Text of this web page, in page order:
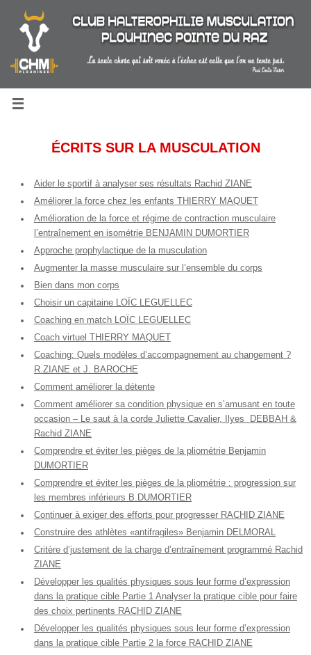
contenu
ÉCRITS SUR LA MUSCULATION
Aider le sportif à analyser ses résultats Rachid ZIANE
Améliorer la force chez les enfants THIERRY MAQUET
Amélioration de la force et régime de contraction musculaire
l’entraînement en isométrie BENJAMIN DUMORTIER
Approche prophylactique de la musculation
Augmenter la masse musculaire sur l’ensemble du corps
Bien dans mon corps
Choisir un capitaine LOÏC LEGUELLEC
Coaching en match LOÏC LEGUELLEC
Coach virtuel THIERRY MAQUET
Coaching: Quels modèles d’accompagnement au changement ?
R.ZIANE et J. BAROCHE
Comment améliorer la détente
Comment améliorer sa condition physique en s’amusant en toute
occasion – Le saut à la corde Juliette Cavalier, Ilyes DEBBAH &
Rachid ZIANE
Comprendre et éviter les pièges de la pliométrie Benjamin
DUMORTIER
Comprendre et éviter les pièges de la pliométrie : progression sur
les membres inférieurs B.DUMORTIER
Continuer à exiger des efforts pour progresser RACHID ZIANE
Construire des athlètes «antifragiles» Benjamin DELMORAL
Critère d’justement de la charge d’entraînement programmé Rachid
ZIANE
Développer les qualités physiques sous leur forme d’expression
dans la pratique cible Partie 1 Analyser la pratique cible pour faire
des choix pertinents RACHID ZIANE
Développer les qualités physiques sous leur forme d’expression
dans la pratique cible Partie 2 la force RACHID ZIANE